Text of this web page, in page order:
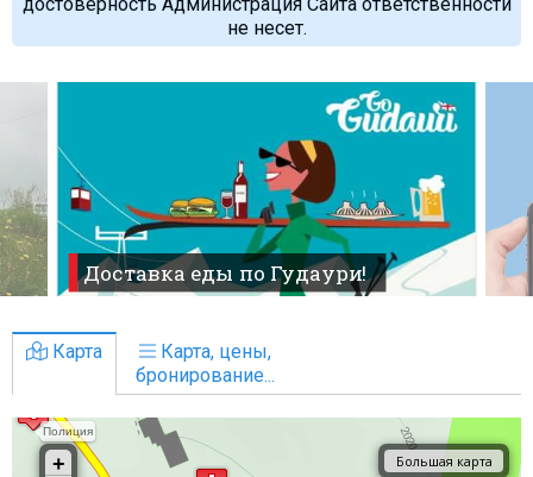
не несет.
Доставка еды по Гудаури!
Карта
Карта, цены,
бронирование...